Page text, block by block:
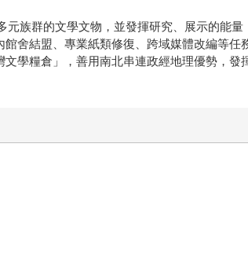
族群的文學文物，並發揮研究、展示的能量
舍結盟、專業紙類修復、跨域媒體改編等任
學糧倉」，善用南北串連政經地理優勢，發